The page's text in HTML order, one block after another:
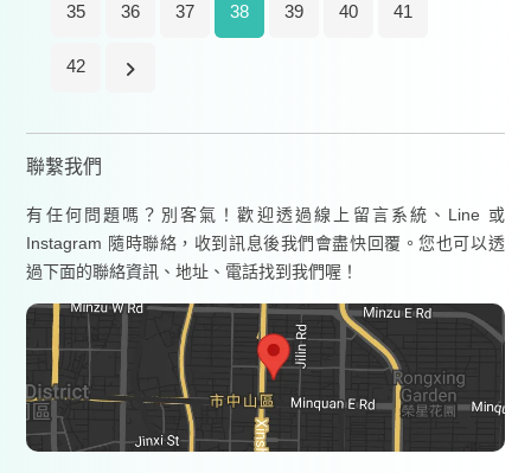
35 36 37 38 39 40 41
42
聯繫我們
有任何問題嗎？別客氣！歡迎透過線上留言系統、Line 或
Instagram 隨時聯絡，收到訊息後我們會盡快回覆。您也可以透
過下面的聯絡資訊、地址、電話找到我們喔！